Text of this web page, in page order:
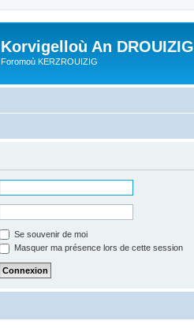
Korvigelloù An DROUIZIG
Foromoù KERZROUIZIG
Se souvenir de moi
Masquer ma présence lors de cette session